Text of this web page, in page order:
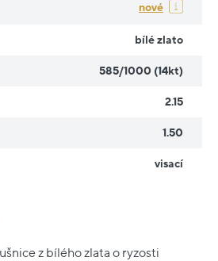
z bílého zlata o ryzosti
nové
bílé zlato
585/1000 (14kt)
2.15
1.50
visací